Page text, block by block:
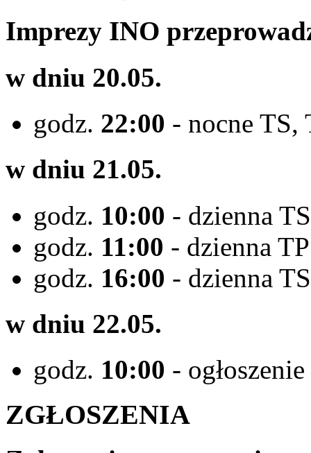
Imprezy INO
w dniu 20.05.
godz. 22:00 - nocne TS,
w dniu 21.05.
godz. 10:00 - dzienna
godz. 11:00 - dzienna TP
godz. 16:00 - dzienna
w dniu 22.05.
godz. 10:00 -
ZGŁOSZENIA